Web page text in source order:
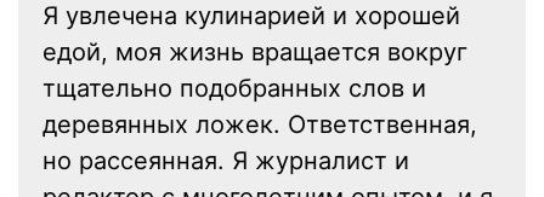
Я увлечена кулинарией и хорошей
едой, моя жизнь вращается вокруг
тщательно подобранных слов и
деревянных ложек. Ответственная,
но рассеянная. Я журналист и